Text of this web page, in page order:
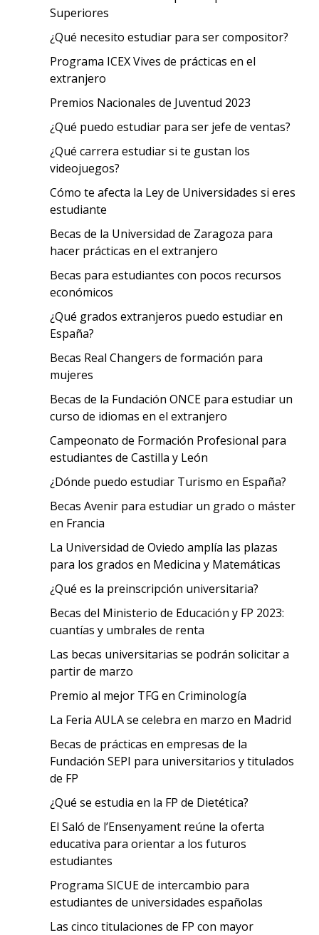
Superiores
¿Qué necesito estudiar para ser compositor?
Programa ICEX Vives de prácticas en el
extranjero
Premios Nacionales de Juventud 2023
¿Qué puedo estudiar para ser jefe de ventas?
¿Qué carrera estudiar si te gustan los
videojuegos?
Cómo te afecta la Ley de Universidades si eres
estudiante
Becas de la Universidad de Zaragoza para
hacer prácticas en el extranjero
Becas para estudiantes con pocos recursos
económicos
¿Qué grados extranjeros puedo estudiar en
España?
Becas Real Changers de formación para
mujeres
Becas de la Fundación ONCE para estudiar un
curso de idiomas en el extranjero
Campeonato de Formación Profesional para
estudiantes de Castilla y León
¿Dónde puedo estudiar Turismo en España?
Becas Avenir para estudiar un grado o máster
en Francia
La Universidad de Oviedo amplía las plazas
para los grados en Medicina y Matemáticas
¿Qué es la preinscripción universitaria?
Becas del Ministerio de Educación y FP 2023:
cuantías y umbrales de renta
Las becas universitarias se podrán solicitar a
partir de marzo
Premio al mejor TFG en Criminología
La Feria AULA se celebra en marzo en Madrid
Becas de prácticas en empresas de la
Fundación SEPI para universitarios y titulados
de FP
¿Qué se estudia en la FP de Dietética?
El Saló de l’Ensenyament reúne la oferta
educativa para orientar a los futuros
estudiantes
Programa SICUE de intercambio para
estudiantes de universidades españolas
Las cinco titulaciones de FP con mayor